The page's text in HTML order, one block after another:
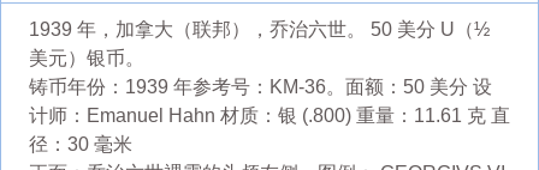
1939 年，加拿大（联邦），乔治六世。 50 美分 U（½
美元）银币。
铸币年份：1939 年参考号：KM-36。面额：50 美分 设
计师：Emanuel Hahn 材质：银 (.800) 重量：11.61 克 直
径：30 毫米